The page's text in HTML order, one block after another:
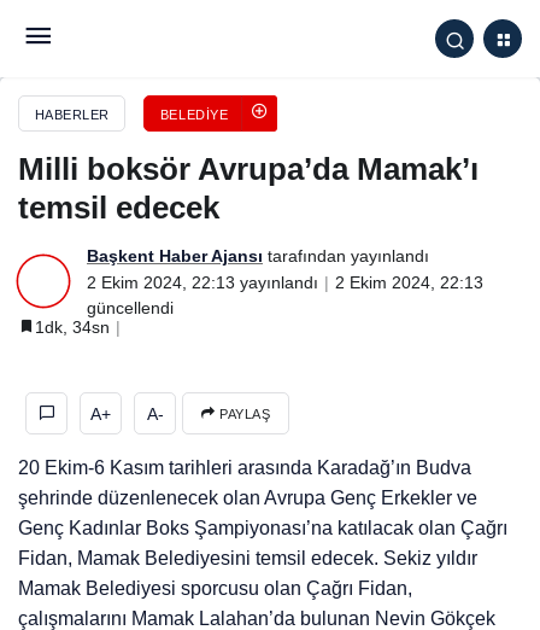
HABERLER BELEDIYE
Milli boksör Avrupa’da Mamak’ı
temsil edecek
Başkent Haber Ajansı tarafından yayınlandı
2 Ekim 2024, 22:13 yayınlandı
2 Ekim 2024, 22:13
güncellendi
1dk, 34sn
A+ A- PAYLAŞ
20 Ekim-6 Kasım tarihleri arasında Karadağ’ın Budva
şehrinde düzenlenecek olan Avrupa Genç Erkekler ve
Genç Kadınlar Boks Şampiyonası’na katılacak olan Çağrı
Fidan, Mamak Belediyesini temsil edecek. Sekiz yıldır
Mamak Belediyesi sporcusu olan Çağrı Fidan,
çalışmalarını Mamak Lalahan’da bulunan Nevin Gökçek
Milli boksör Avrupa’da Mamak’ı temsil edecek